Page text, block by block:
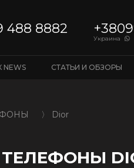
488 8882
Украина
NEWS СТАТЬИ И ОБЗОРЫ
〉 Dior